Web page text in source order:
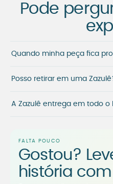
Pode
Quando minha peça fica
Posso retirar em uma
A Zazulê entrega em todo o
FALTA POUCO
Gostou?
história